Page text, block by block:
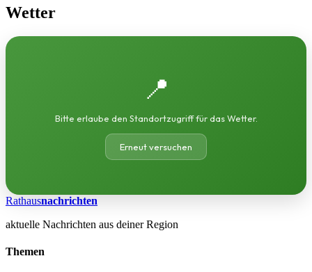
Wetter
📍
Bitte erlaube den Standortzugriff für das Wetter.
Erneut versuchen
Rathausnachrichten
aktuelle Nachrichten aus deiner Region
Themen